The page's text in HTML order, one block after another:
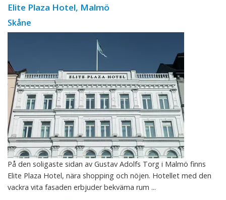
Elite Plaza Hotel, Malmö
Skåne
På den soligaste sidan av Gustav Adolfs Torg i Malmö finns
Elite Plaza Hotel, nära shopping och nöjen. Hotellet med den
vackra vita fasaden erbjuder bekväma rum ...